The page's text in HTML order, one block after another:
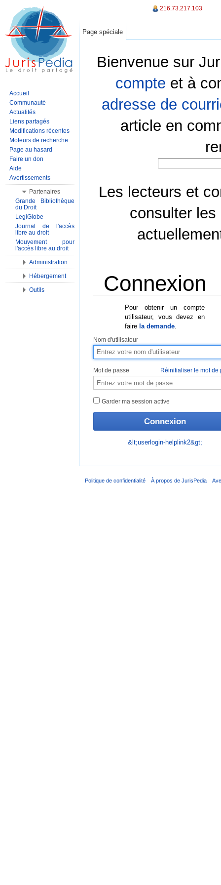
Bienvenue sur
compte et à
adresse de
article en
Les lecteurs et
consulter les
Connexion
Pour obtenir un compte
utilisateur, vous devez en
faire la demande
Nom d'utilisateur
Mot de passe Réinitialiser le mot de
Garder ma session active
&lt;userlogin-helplink2&gt;
216.73.217.103
Page spéciale
Accueil
Communauté
Actualités
Liens partagés
Modifications récentes
Moteurs de recherche
Page au hasard
Faire un don
Aide
Avertissements
Partenaires
Grande Bibliothèque
du Droit
LegiGlobe
Journal de l'accès
libre au droit
Mouvement pour
l'accès libre au droit
Administration
Hébergement
Outils
Politique de confidentialité À propos de JurisPedia